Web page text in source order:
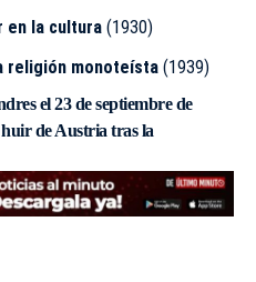
en la cultura(1930)
religión monoteísta(1939)
el23 de septiembre de
huir de Austria tras la